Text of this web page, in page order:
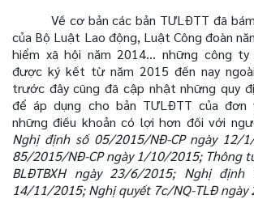
Về cơ bản các bản TƯLĐTT đã
của Bộ Luật Lao động, Luật Công đoàn
hiểm xã hội năm 2014... những công
được ký kết từ năm 2015 đến nay
trước đây cũng đã cập nhật những quy
để áp dụng cho bản TƯLĐTT của
những điều khoản có lợi hơn đối với
Nghị định số 05/2015/NĐ-CP ngày 12/
85/2015/NĐ-CP ngày 1/10/2015; Thông
BLĐTBXH ngày 23/6/2015; Nghị định
14/11/2015; Nghị quyết 7c/NQ-TLĐ